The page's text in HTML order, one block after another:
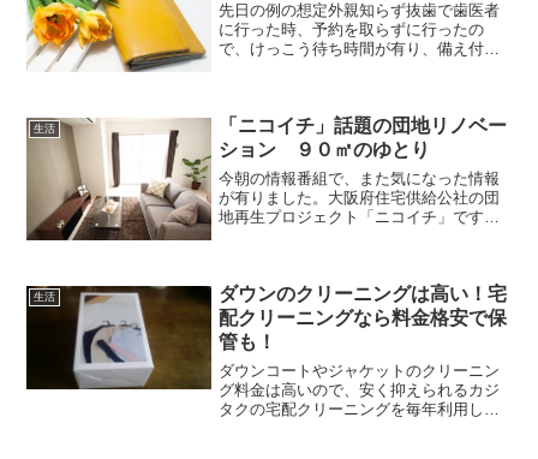
先日の例の想定外親知らず抜歯で歯医者
に行った時、予約を取らずに行ったの
で、けっこう待ち時間が有り、備え付け
ページが有り、ちょうど良か...
生活
「ニコイチ」話題の団地リノベー
ション ９０㎡のゆとり
今朝の情報番組で、また気になった情報
が有りました。大阪府住宅供給公社の団
地再生プロジェクト「ニコイチ」です。
を２戸繋げて９０㎡の１戸...
生活
ダウンのクリーニングは高い！宅
配クリーニングなら料金格安で保
管も！
ダウンコートやジャケットのクリーニン
グ料金は高いので、安く抑えられるカジ
タクの宅配クリーニングを毎年利用して